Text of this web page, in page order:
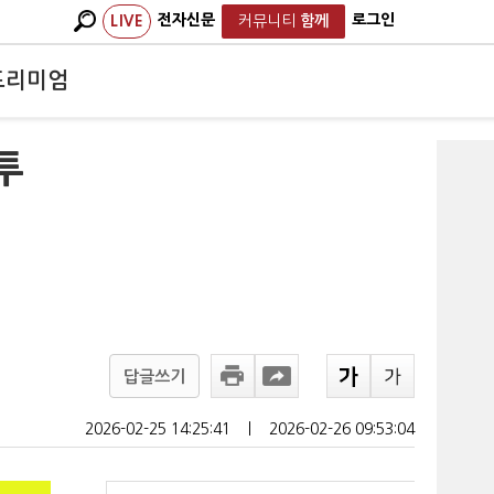
LIVE 전자신문 커뮤니티 함께 로그인
리미엄
답글쓰기
2026-02-25 14:25:41 2026-02-26 09:53:04